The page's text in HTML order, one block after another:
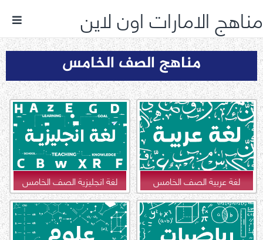
مناهج الامارات اون لاين
مناهج الصف الخامس
لغة عربية الصف الخامس لغة انجليزية الصف الخامس